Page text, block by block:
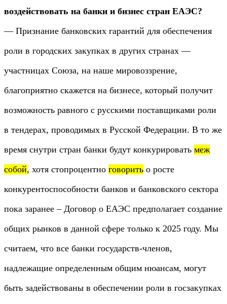
воздействовать на банки и бизнес стран ЕАЭС?
— Признание банковских гарантий для обеспечения
роли в городских закупках в других странах —
участницах Союза, на наше мировоззрение,
благоприятно скажется на бизнесе, который получит
возможность равного с русскими поставщиками роли
в тендерах, проводимых в Русской Федерации. В то же
время снутри стран банки будут конкурировать меж
собой, хотя стопроцентно говорить о росте
конкурентоспособности банков и банковского сектора
пока заранее – Договор о ЕАЭС предполагает создание
общих рынков в данной сфере только к 2025 году. Мы
считаем, что все банки государств-членов,
надлежащие определенным общим нюансам, могут
быть задействованы в обеспечении роли в госзакупках